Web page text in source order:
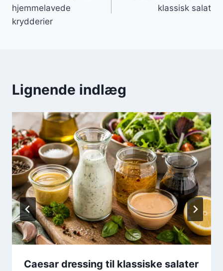
hjemmelavede
krydderier
klassisk salat
Lignende indlæg
Caesar dressing til klassiske salater